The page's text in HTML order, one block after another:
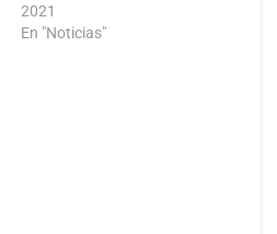
2021
En "Noticias"